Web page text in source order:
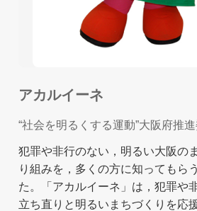
アカルイーネ
“社会を明るくする運動”大阪府推
犯罪や非行のない，明るい大阪の
り組みを，多くの方に知ってもら
た。「アカルイーネ」は，犯罪や
立ち直りと明るいまちづくりを応